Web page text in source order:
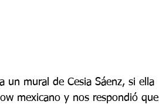
un mural de Cesia Sáenz, si ella
mexicano y nos respondió que